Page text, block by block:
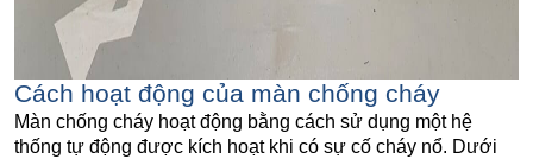
Cách hoạt động của màn chống cháy
Màn chống cháy hoạt động bằng cách sử dụng một hệ
thống tự động được kích hoạt khi có sự cố cháy nổ. Dưới